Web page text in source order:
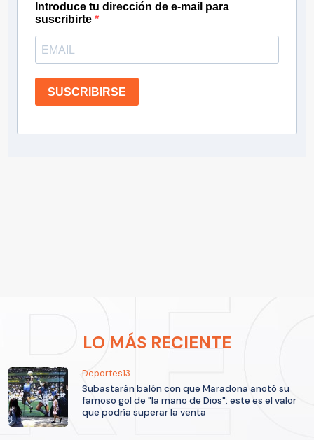
Introduce tu dirección de e-mail para
suscribirte
SUSCRIBIRSE
LO MÁS RECIENTE
Deportes13
Subastarán balón con que Maradona anotó su
famoso gol de "la mano de Dios": este es el valor
que podría superar la venta